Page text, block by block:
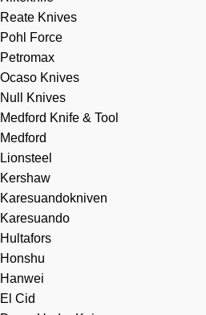
Reate Knives
Pohl Force
Petromax
Ocaso Knives
Null Knives
Medford Knife & Tool
Medford
Lionsteel
Kershaw
Karesuandokniven
Karesuando
Hultafors
Honshu
Hanwei
El Cid